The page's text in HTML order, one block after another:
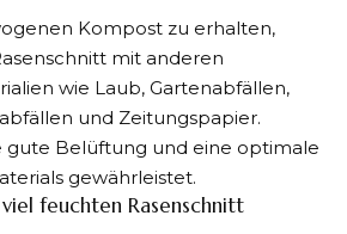
Kompost zu erhalten,
mit anderen
wie Laub, Gartenabfällen,
und Zeitungspapier.
gute Belüftung und eine optimale
gewährleistet.
feuchten Rasenschnitt